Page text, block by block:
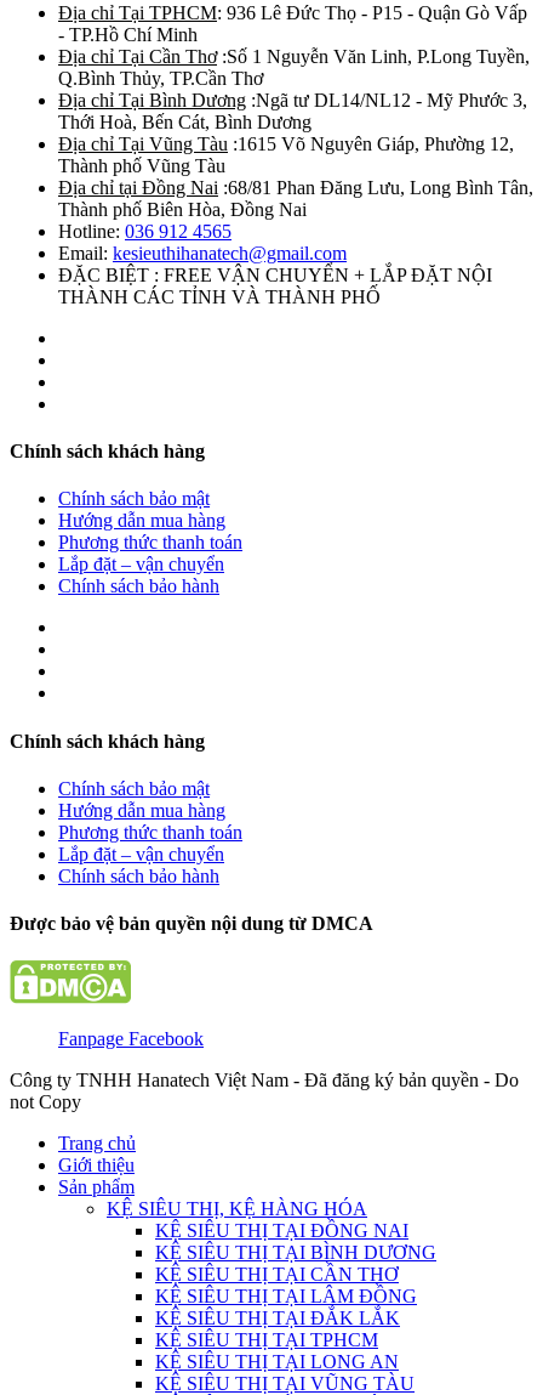
Địa chỉ Tại TPHCM: 936 Lê Đức Thọ - P15 - Quận Gò Vấp
- TP.Hồ Chí Minh
Địa chỉ Tại Cần Thơ:Số 1 Nguyễn Văn Linh, P.Long Tuyền,
Q.Bình Thủy, TP.Cần Thơ
Địa chỉ Tại Bình Dương :Ngã tư DL14/NL12 - Mỹ Phước 3,
Thới Hoà, Bến Cát, Bình Dương
Địa chỉ Tại Vũng Tàu :1615 Võ Nguyên Giáp, Phường 12,
Thành phố Vũng Tàu
Địa chỉ tại Đồng Nai :68/81 Phan Đăng Lưu, Long Bình Tân,
Thành phố Biên Hòa, Đồng Nai
Hotline: 036 912 4565
Email: kesieuthihanatech@gmail.com
ĐẶC BIỆT : FREE VẬN CHUYỂN + LẮP ĐẶT NỘI
THÀNH CÁC TỈNH VÀ THÀNH PHỐ
Chính sách khách hàng
Chính sách bảo mật
Hướng dẫn mua hàng
Phương thức thanh toán
Lắp đặt – vận chuyển
Chính sách bảo hành
Chính sách khách hàng
Chính sách bảo mật
Hướng dẫn mua hàng
Phương thức thanh toán
Lắp đặt – vận chuyển
Chính sách bảo hành
Được bảo vệ bản quyền nội dung từ DMCA
Fanpage Facebook
Công ty TNHH Hanatech Việt Nam - Đã đăng ký bản quyền - Do
not Copy
Trang chủ
Giới thiệu
Sản phẩm
KỆ SIÊU THỊ, KỆ HÀNG HÓA
KỆ SIÊU THỊ TẠI ĐỒNG NAI
KỆ SIÊU THỊ TẠI BÌNH DƯƠNG
KỆ SIÊU THỊ TẠI CẦN THƠ
KỆ SIÊU THỊ TẠI LÂM ĐỒNG
KỆ SIÊU THỊ TẠI ĐẮK LẮK
KỆ SIÊU THỊ TẠI TPHCM
KỆ SIÊU THỊ TẠI LONG AN
KỆ SIÊU THỊ TẠI VŨNG TÀU